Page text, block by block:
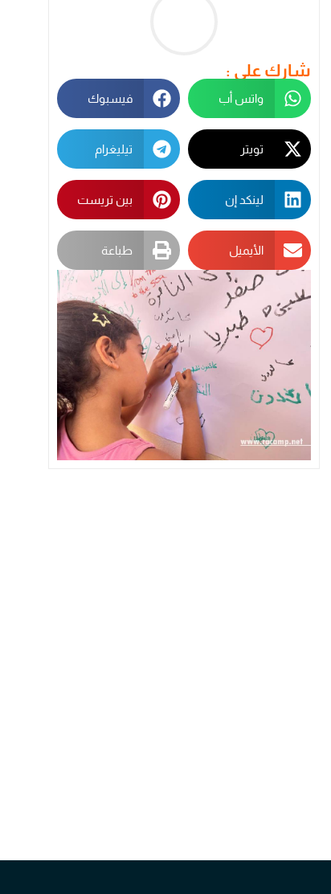
شارك على :
واتس أب فيسبوك
تويتر تيليغرام
لينكد إن بين تريست
الأيميل طباعة